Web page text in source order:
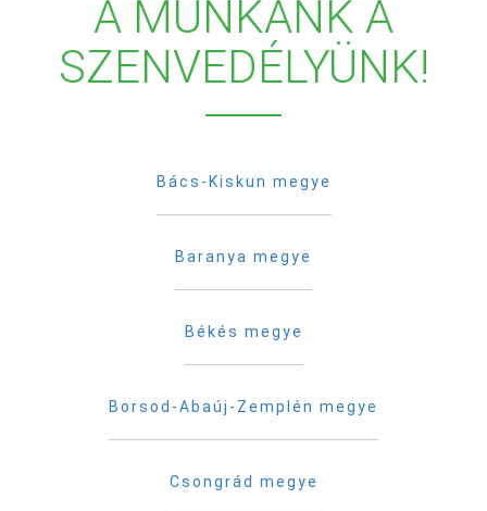
A MUNKÁNK A
SZENVEDÉLYÜNK!
Bács-Kiskun megye
Baranya megye
Békés megye
Borsod-Abaúj-Zemplén megye
Csongrád megye